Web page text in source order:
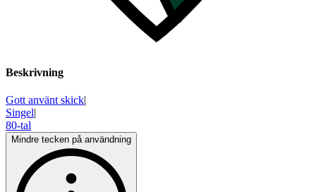
Beskrivning
Gott använt skick|
Singel|
80-tal
Mindre tecken på användning